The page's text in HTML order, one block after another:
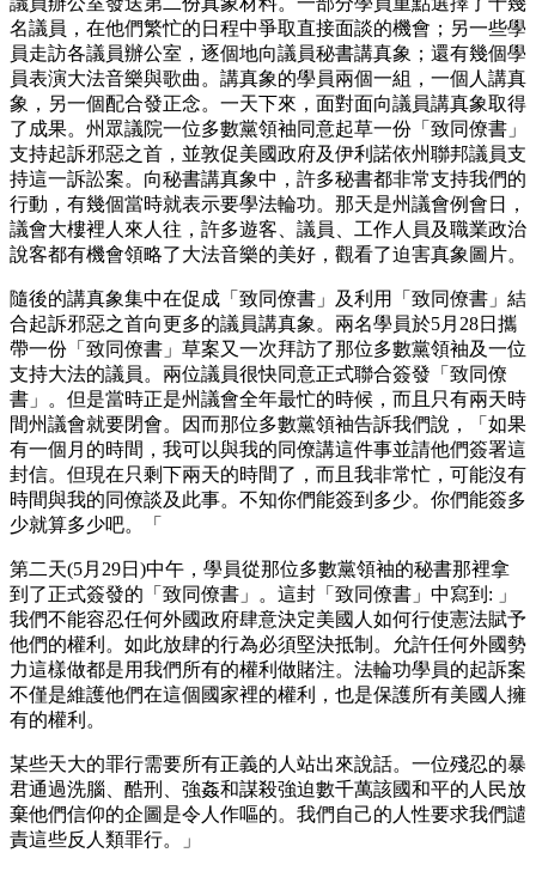
名議員，在他們繁忙的日程中爭取直接面談的機會；另一些學
員走訪各議員辦公室，逐個地向議員秘書講真象；還有幾個學
員表演大法音樂與歌曲。講真象的學員兩個一組，一個人講真
象，另一個配合發正念。一天下來，面對面向議員講真象取得
了成果。州眾議院一位多數黨領袖同意起草一份「致同僚書」
支持起訴邪惡之首，並敦促美國政府及伊利諾依州聯邦議員支
持這一訴訟案。向秘書講真象中，許多秘書都非常支持我們的
行動，有幾個當時就表示要學法輪功。那天是州議會例會日，
議會大樓裡人來人往，許多遊客、議員、工作人員及職業政治
說客都有機會領略了大法音樂的美好，觀看了迫害真象圖片。
隨後的講真象集中在促成「致同僚書」及利用「致同僚書」結
合起訴邪惡之首向更多的議員講真象。兩名學員於5月28日攜
帶一份「致同僚書」草案又一次拜訪了那位多數黨領袖及一位
支持大法的議員。兩位議員很快同意正式聯合簽發「致同僚
書」。但是當時正是州議會全年最忙的時候，而且只有兩天時
間州議會就要閉會。因而那位多數黨領袖告訴我們說，「如果
有一個月的時間，我可以與我的同僚講這件事並請他們簽署這
封信。但現在只剩下兩天的時間了，而且我非常忙，可能沒有
時間與我的同僚談及此事。不知你們能簽到多少。你們能簽多
少就算多少吧。「
第二天(5月29日)中午，學員從那位多數黨領袖的秘書那裡拿
到了正式簽發的「致同僚書」。這封「致同僚書」中寫到: 」
我們不能容忍任何外國政府肆意決定美國人如何行使憲法賦予
他們的權利。如此放肆的行為必須堅決抵制。允許任何外國勢
力這樣做都是用我們所有的權利做賭注。法輪功學員的起訴案
不僅是維護他們在這個國家裡的權利，也是保護所有美國人擁
有的權利。
某些天大的罪行需要所有正義的人站出來說話。一位殘忍的暴
君通過洗腦、酷刑、強姦和謀殺強迫數千萬該國和平的人民放
棄他們信仰的企圖是令人作嘔的。我們自己的人性要求我們譴
責這些反人類罪行。」